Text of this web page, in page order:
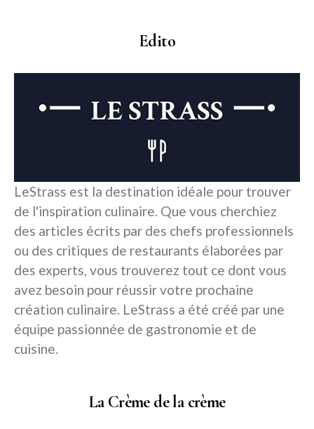
Edito
LeStrass est la destination idéale pour trouver
de l'inspiration culinaire. Que vous cherchiez
des articles écrits par des chefs professionnels
ou des critiques de restaurants élaborées par
des experts, vous trouverez tout ce dont vous
avez besoin pour réussir votre prochaine
création culinaire. LeStrass a été créé par une
équipe passionnée de gastronomie et de
cuisine.
La Crème de la crème